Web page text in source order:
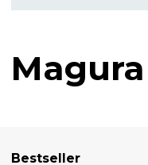
Magura
Bestseller